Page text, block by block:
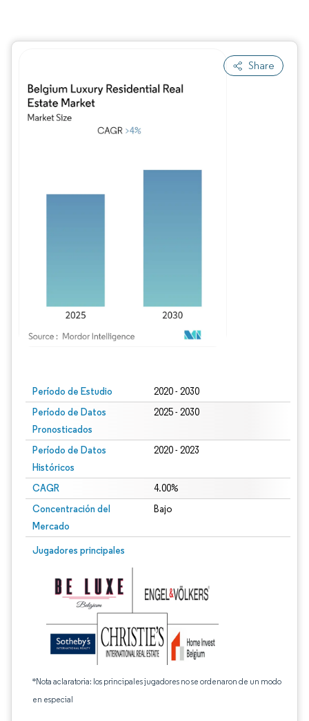
Share
Período de Estudio 2020 - 2030
Período de Datos
Pronosticados
2025 - 2030
Período de Datos
Históricos
2020 - 2023
CAGR 4.00%
Concentración del
Mercado
Bajo
Jugadores principales
*Nota aclaratoria: los principales jugadores no se ordenaron de un modo
en especial